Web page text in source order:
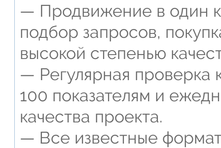
— Продвижение в один
подбор запросов,
высокой степенью
— Регулярная проверка
100 показателям и
качества проекта.
— Все известные